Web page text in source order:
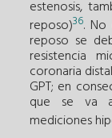
estenosis,
reposo)36.
reposo se
resistencia
coronaria
GPT; en
que se va
mediciones